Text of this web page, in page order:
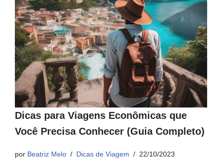
Dicas para Viagens Econômicas que
Você Precisa Conhecer (Guia Completo)
por Beatriz Melo Dicas de Viagem 22/10/2023